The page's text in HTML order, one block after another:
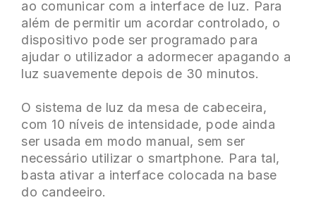
ao comunicar com a interface de luz. Para
além de permitir um acordar controlado, o
dispositivo pode ser programado para
ajudar o utilizador a adormecer apagando a
luz suavemente depois de 30 minutos.
O sistema de luz da mesa de cabeceira,
com 10 níveis de intensidade, pode ainda
ser usada em modo manual, sem ser
necessário utilizar o smartphone. Para tal,
basta ativar a interface colocada na base
do candeeiro.